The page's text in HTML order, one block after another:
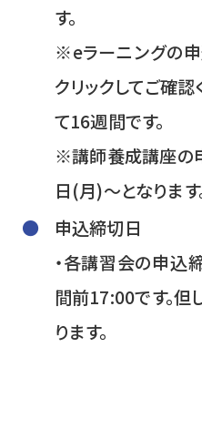
す
※eラーニングの
クリックしてご確
て16週間
※講師養成講座の
日(月)～となります
申込締切日
・各講習会の申込
間前17:00です。但
ります。